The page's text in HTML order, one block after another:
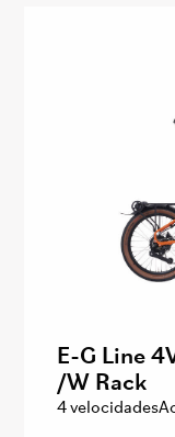
E-G Line
/W Rack
4 velocidades